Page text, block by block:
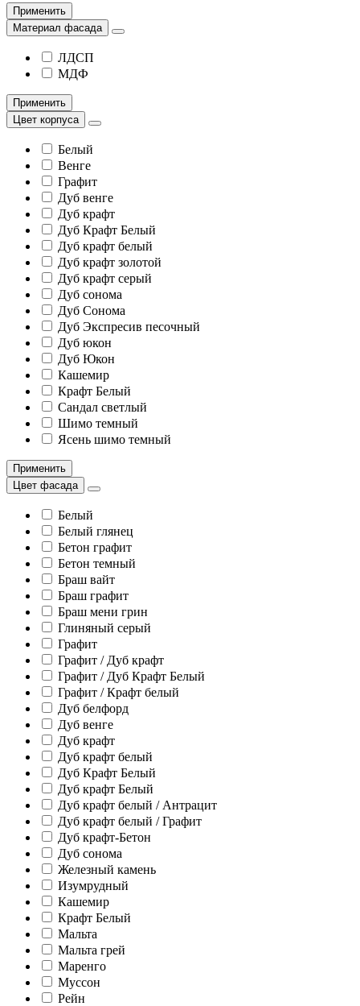
Применить
Материал фасада
ЛДСП
МДФ
Применить
Цвет корпуса
Белый
Венге
Графит
Дуб венге
Дуб крафт
Дуб Крафт Белый
Дуб крафт белый
Дуб крафт золотой
Дуб крафт серый
Дуб сонома
Дуб Сонома
Дуб Экспресив песочный
Дуб юкон
Дуб Юкон
Кашемир
Крафт Белый
Сандал светлый
Шимо темный
Ясень шимо темный
Применить
Цвет фасада
Белый
Белый глянец
Бетон графит
Бетон темный
Браш вайт
Браш графит
Браш мени грин
Глиняный серый
Графит
Графит / Дуб крафт
Графит / Дуб Крафт Белый
Графит / Крафт белый
Дуб белфорд
Дуб венге
Дуб крафт
Дуб крафт белый
Дуб Крафт Белый
Дуб крафт Белый
Дуб крафт белый / Антрацит
Дуб крафт белый / Графит
Дуб крафт-Бетон
Дуб сонома
Железный камень
Изумрудный
Кашемир
Крафт Белый
Мальта
Мальта грей
Маренго
Муссон
Рейн